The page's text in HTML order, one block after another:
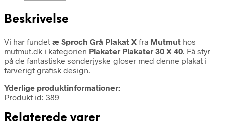
Beskrivelse
Vi har fundet æ Sproch Grå Plakat X fra Mutmut hos
mutmut.dk i kategorien Plakater Plakater 30 X 40. Få styr
på de fantastiske sønderjyske gloser med denne plakat i
farverigt grafisk design.
Yderlige produktinformationer:
Produkt id: 389
Relaterede varer